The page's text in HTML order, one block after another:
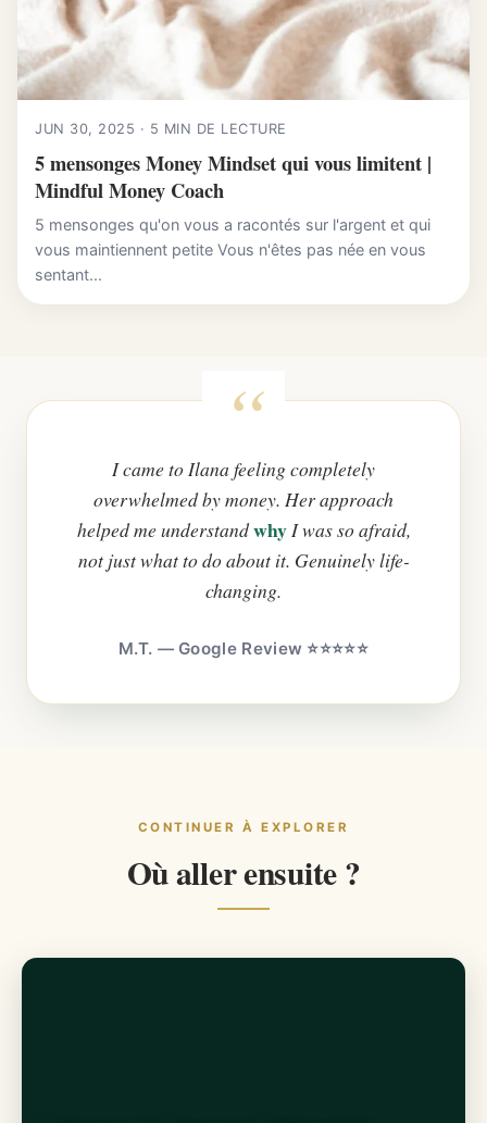
JUN 30, 2025 · 5 MIN DE LECTURE
5 mensonges Money Mindset qui vous limitent |
Mindful Money Coach
5 mensonges qu'on vous a racontés sur l'argent et qui
vous maintiennent petite Vous n'êtes pas née en vous
sentant...
I came to Ilana feeling completely
overwhelmed by money. Her approach
helped me understandwhyI was so afraid,
not just what to do about it. Genuinely life-
changing.
M.T. — Google Review ⭐⭐⭐⭐⭐
CONTINUER À EXPLORER
Où aller ensuite ?